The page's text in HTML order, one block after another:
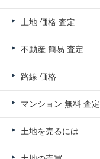
土地 価格 査定
不動産 簡易 査定
路線 価格
マンション 無料 査定
土地を売るには